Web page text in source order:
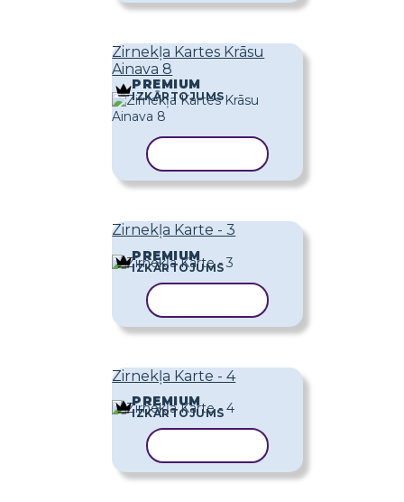
Zirnekļa Kartes Krāsu
Ainava 8
PREMIUM
IZKĀRTOJUMS
Zirnekļa Karte - 3
PREMIUM
IZKĀRTOJUMS
Zirnekļa Karte - 4
PREMIUM
IZKĀRTOJUMS